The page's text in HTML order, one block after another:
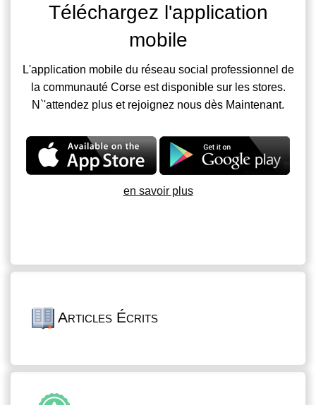
Téléchargez l'application
mobile
L'application mobile du réseau social professionnel de
la communauté Corse est disponible sur les stores.
N`'attendez plus et rejoignez nous dès Maintenant.
en savoir plus
Articles Écrits